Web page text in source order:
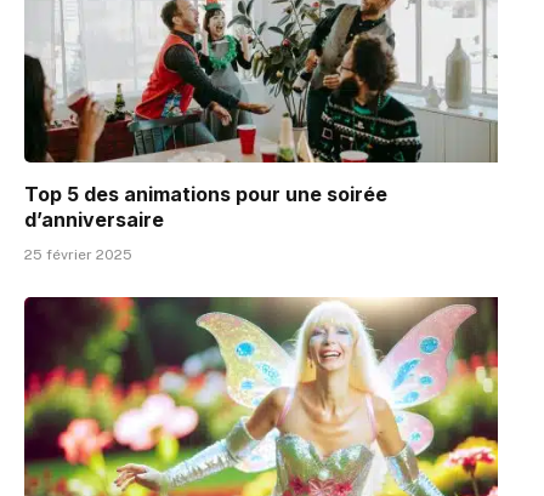
Top 5 des animations pour une soirée
d’anniversaire
25 février 2025